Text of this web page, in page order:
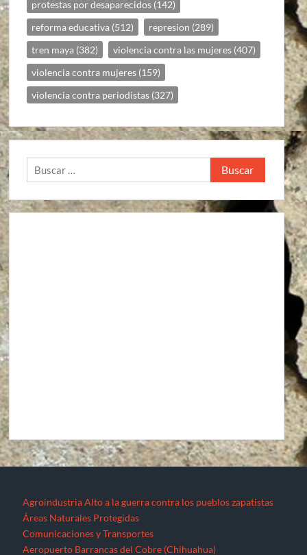
protestas por desaparecidos (142)
reforma educativa (512) represion (289)
tren maya (382) violencia contra las mujeres (407)
violencia contra mujeres (159)
violencia contra periodistas (327)
Buscar:
Carreteras Oaxaca-Costa y Oaxaca-Istmo
Carreteras Oaxaca-Costa y Oaxaca-Istmo
Corredor transversal Manzanillo-Tampico
Nuevo Aeropuerto de la Ciudad de México (México)
Proyecto Cuyutlán-Puerto (Colima)
Supercarretera Mazatlán-Durango
ContactoCorredores industrialesDesaparecidos